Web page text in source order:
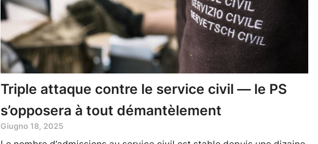
Triple attaque contre le service civil — le PS
s’opposera à tout démantèlement
Giugno 18, 2025